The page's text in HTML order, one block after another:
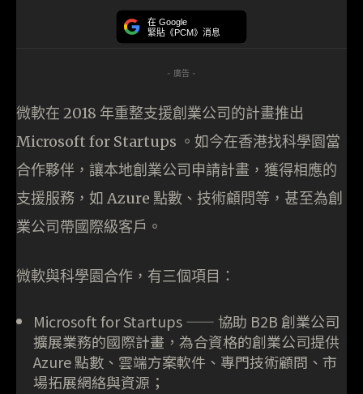
在 Google
緊貼《PCM》消息
- 廣告 -
微軟在 2018 年重整支援創業公司的計畫推出
Microsoft for Startups 。如今在香港找科學園當
合作夥伴，讓本地創業公司申請計畫，獲得相應的
支援服務，如 Azure 點數、技術顧問等，甚至為創
業公司帶國際級客戶。
微軟與科學園合作，有三個項目：
Microsoft for Startups —— 協助 B2B 創業公司
擴展業務的國際計畫，為合資格的創業公司提供
Azure 點數、雲端方案軟件、專門技術顧問、市
場拓展網絡與資源；